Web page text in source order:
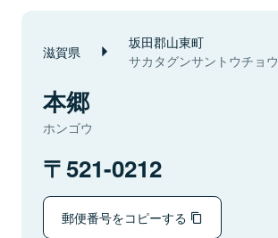
滋賀県 坂田郡山東町
サカタグンサントウチョウ
本郷
ホンゴウ
521-0212
郵便番号をコピーする